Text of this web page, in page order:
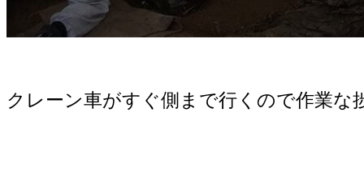
クレーン車がすぐ側まで行くので作業な